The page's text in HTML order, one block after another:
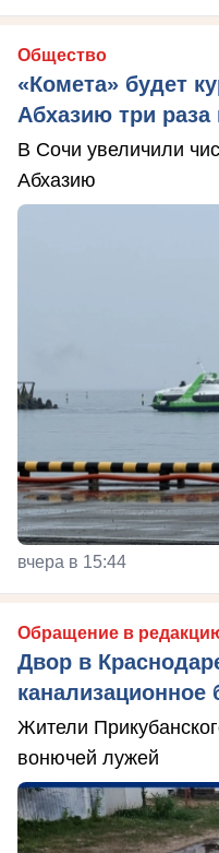
Общество
«Комета» будет
Абхазию три
В Сочи увеличили
Абхазию
вчера в 15:44
Обращение в
Двор в
канализационное
Жители
вонючей лужей